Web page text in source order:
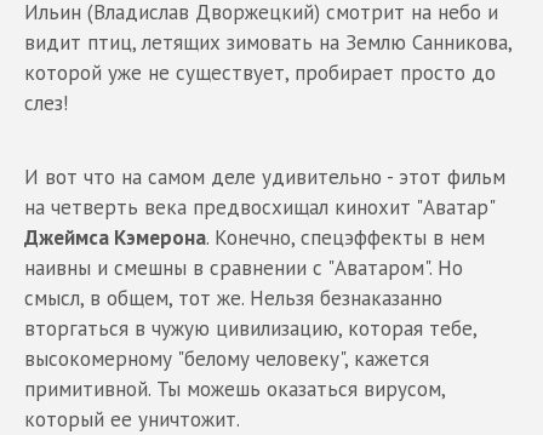
Ильин (Владислав Дворжецкий) смотрит на небо и
видит птиц, летящих зимовать на Землю Санникова,
которой уже не существует, пробирает просто до
слез!
И вот что на самом деле удивительно - этот фильм
на четверть века предвосхищал кинохит "Аватар"
Джеймса Кэмерона. Конечно, спецэффекты в нем
наивны и смешны в сравнении с "Аватаром". Но
смысл, в общем, тот же. Нельзя безнаказанно
вторгаться в чужую цивилизацию, которая тебе,
высокомерному "белому человеку", кажется
примитивной. Ты можешь оказаться вирусом,
который ее уничтожит.